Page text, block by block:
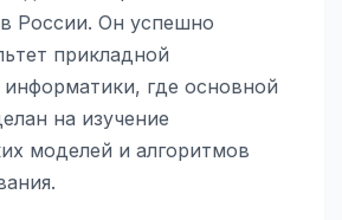
России. Он успешно
прикладной
где основной
на изучение
моделей и алгоритмов